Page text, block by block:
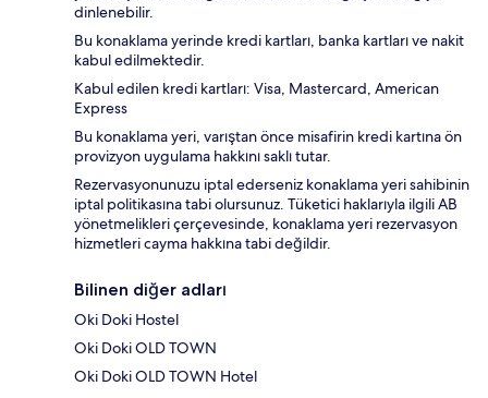
dinlenebilir.
Bu konaklama yerinde kredi kartları, banka kartları ve nakit
kabul edilmektedir.
Kabul edilen kredi kartları: Visa, Mastercard, American
Express
Bu konaklama yeri, varıştan önce misafirin kredi kartına ön
provizyon uygulama hakkını saklı tutar.
Rezervasyonunuzu iptal ederseniz konaklama yeri sahibinin
iptal politikasına tabi olursunuz. Tüketici haklarıyla ilgili AB
yönetmelikleri çerçevesinde, konaklama yeri rezervasyon
hizmetleri cayma hakkına tabi değildir.
Bilinen diğer adları
Oki Doki Hostel
Oki Doki OLD TOWN
Oki Doki OLD TOWN Hotel